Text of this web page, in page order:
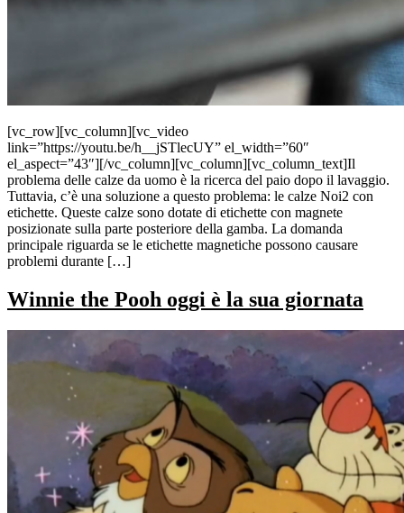
[vc_row][vc_column][vc_video
link=”https://youtu.be/h__jSTlecUY” el_width=”60″
el_aspect=”43″][/vc_column][vc_column][vc_column_text]Il
problema delle calze da uomo è la ricerca del paio dopo il lavaggio.
Tuttavia, c’è una soluzione a questo problema: le calze Noi2 con
etichette. Queste calze sono dotate di etichette con magnete
posizionate sulla parte posteriore della gamba. La domanda
principale riguarda se le etichette magnetiche possono causare
problemi durante […]
Winnie the Pooh oggi è la sua giornata